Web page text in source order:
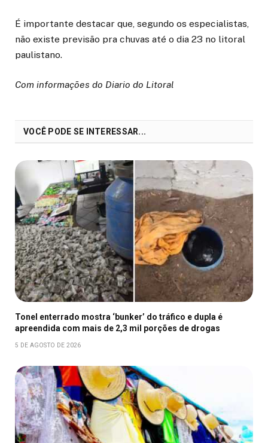
É importante destacar que, segundo os especialistas,
não existe previsão pra chuvas até o dia 23 no litoral
paulistano.
Com informações do Diario do Litoral
VOCÊ PODE SE INTERESSAR...
Tonel enterrado mostra ‘bunker’ do tráfico e dupla é
apreendida com mais de 2,3 mil porções de drogas
5 DE AGOSTO DE 2026